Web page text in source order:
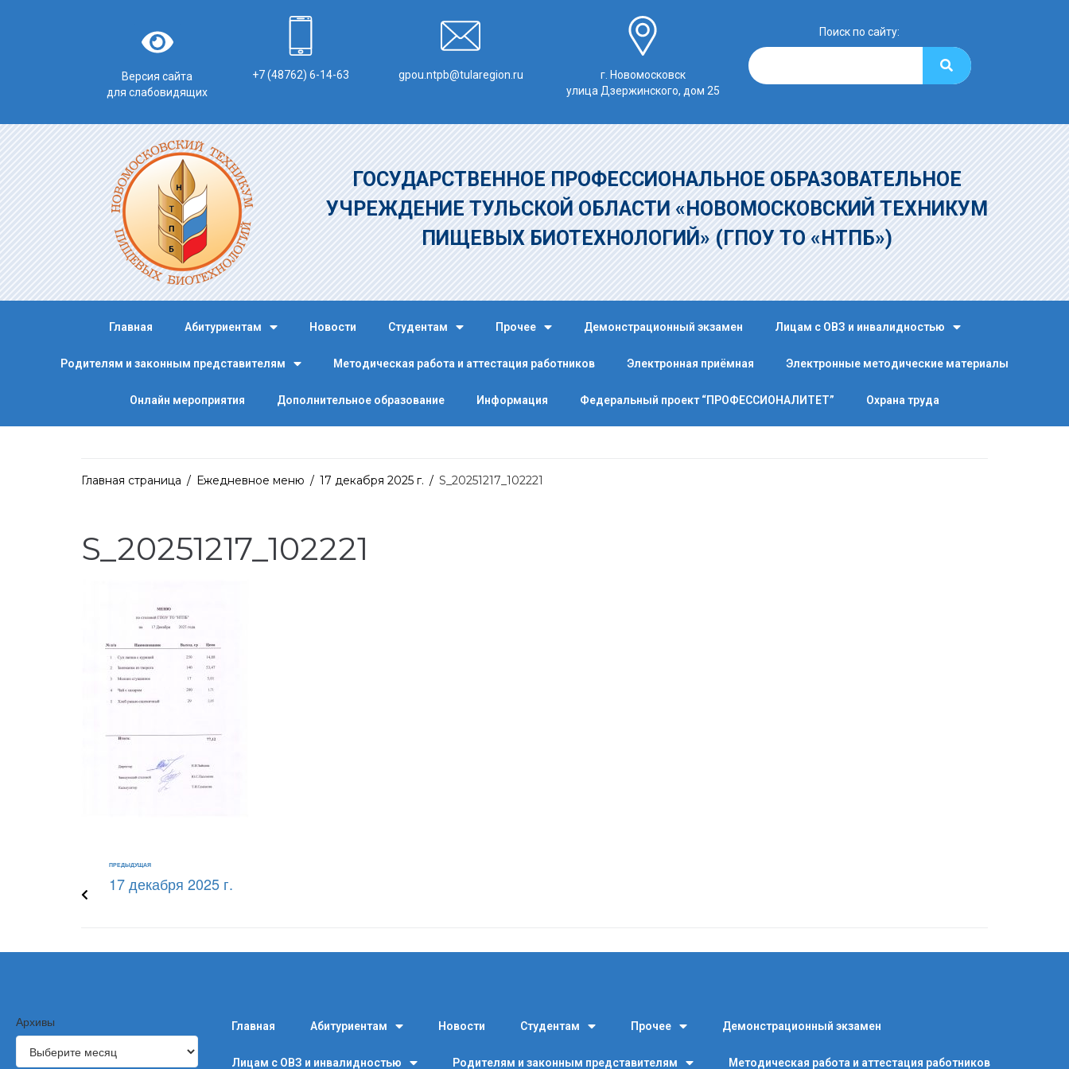
Версия сайта
для слабовидящих
+7 (48762) 6-14-63 gpou.ntpb@tularegion.ru
г. Новомосковск
улица Дзержинского, дом 25
Поиск по сайту:
ГОСУДАРСТВЕННОЕ ПРОФЕССИОНАЛЬНОЕ ОБРАЗОВАТЕЛЬНОЕ
УЧРЕЖДЕНИЕ ТУЛЬСКОЙ ОБЛАСТИ «НОВОМОСКОВСКИЙ ТЕХНИКУМ
ПИЩЕВЫХ БИОТЕХНОЛОГИЙ» (ГПОУ ТО «НТПБ»)
Главная Абитуриентам Новости Студентам Прочее Демонстрационный экзамен Лицам с ОВЗ и инвалидностью
Родителям и законным представителям Методическая работа и аттестация работников Электронная приёмная Электронные методические материалы
Онлайн мероприятия Дополнительное образование Информация Федеральный проект “ПРОФЕССИОНАЛИТЕТ” Охрана труда
Главная страница / Ежедневное меню / 17 декабря 2025 г. / S_20251217_102221
S_20251217_102221
ПРЕДЫДУЩАЯ
17 декабря 2025 г.
Архивы Главная Абитуриентам Новости Студентам Прочее Демонстрационный экзамен
Лицам с ОВЗ и инвалидностью Родителям и законным представителям Методическая работа и аттестация работников